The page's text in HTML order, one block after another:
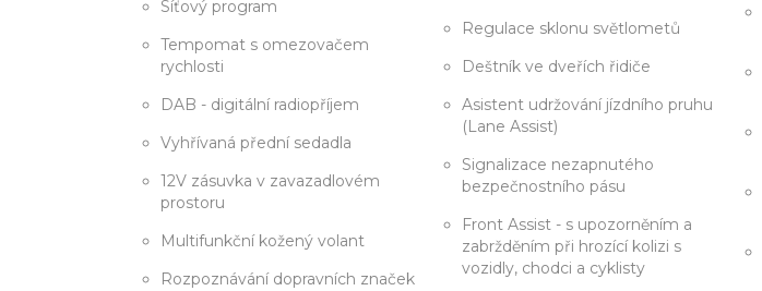
Síťový program
Tempomat s omezovačem
rychlosti
DAB - digitální radiopříjem
Vyhřívaná přední sedadla
12V zásuvka v zavazadlovém
prostoru
Multifunkční kožený volant
Rozpoznávání dopravních značek
Regulace sklonu světlometů
Deštník ve dveřích řidiče
Asistent udržování jízdního pruhu
(Lane Assist)
Signalizace nezapnutého
bezpečnostního pásu
Front Assist - s upozorněním a
zabržděním při hrozící kolizi s
vozidly, chodci a cyklisty